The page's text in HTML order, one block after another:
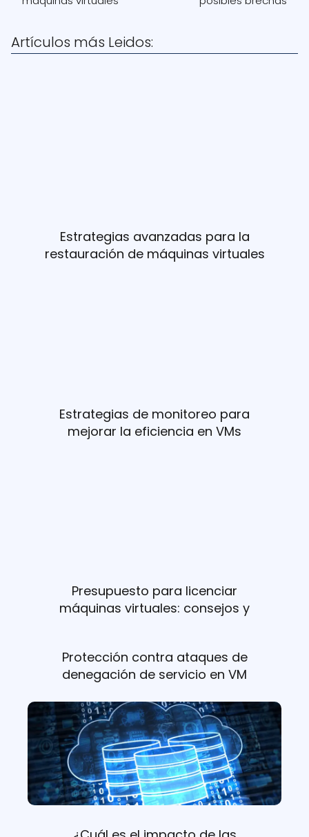
Artículos más Leidos:
Estrategias avanzadas para la
restauración de máquinas virtuales
Estrategias de monitoreo para
mejorar la eficiencia en VMs
Presupuesto para licenciar
máquinas virtuales: consejos y
Protección contra ataques de
denegación de servicio en VM